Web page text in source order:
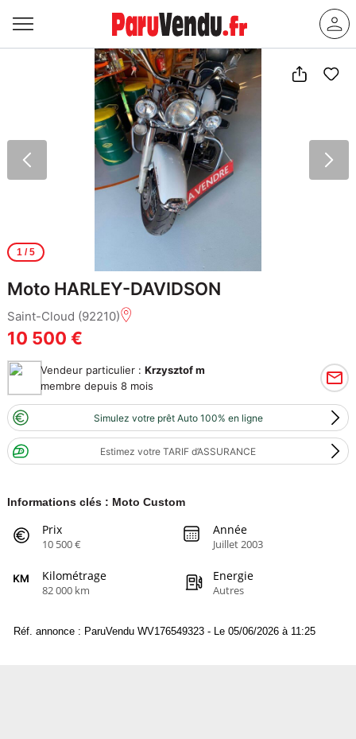
1/ 5
Moto HARLEY-DAVIDSON
Saint-Cloud (92210)
10 500 €
Vendeur particulier : Krzysztof m
membre depuis 8 mois
Simulez votre prêt Auto 100% en ligne
Estimez votre TARIF d’ASSURANCE
Informations clés : Moto Custom
Prix
10 500 €
Année
Juillet 2003
Kilométrage
82 000 km
Energie
Autres
Réf. annonce : ParuVendu WV176549323 - Le 05/06/2026 à 11:25